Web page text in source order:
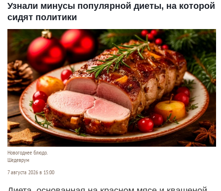
Узнали минусы популярной диеты, на которой
сидят политики
Новогоднее блюдо.
Шедеврум
7 августа 2026 в 15:00